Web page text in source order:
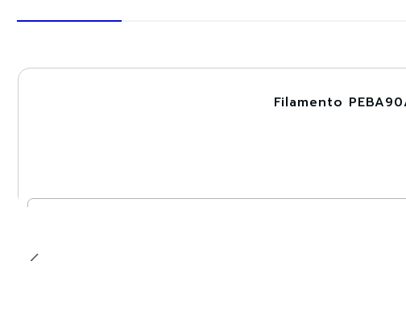
Filamento